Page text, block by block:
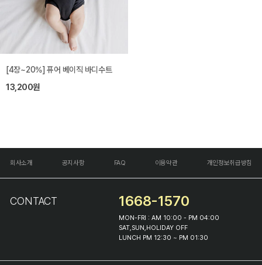
[4장~20%] 퓨어 베이직 바디수트
13,200원
회사소개 공지사항 FAQ 이용약관 개인정보취급방침
CONTACT 1668-1570
MON-FRI : AM 10:00 - PM 04:00
SAT,SUN,HOLIDAY OFF
LUNCH PM 12:30 ~ PM 01:30